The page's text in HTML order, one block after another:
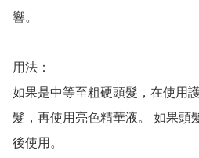
響。
用法：
如果是中等至粗硬頭髮，在使用
髮，再使用亮色精華液。 如果頭
後使用。